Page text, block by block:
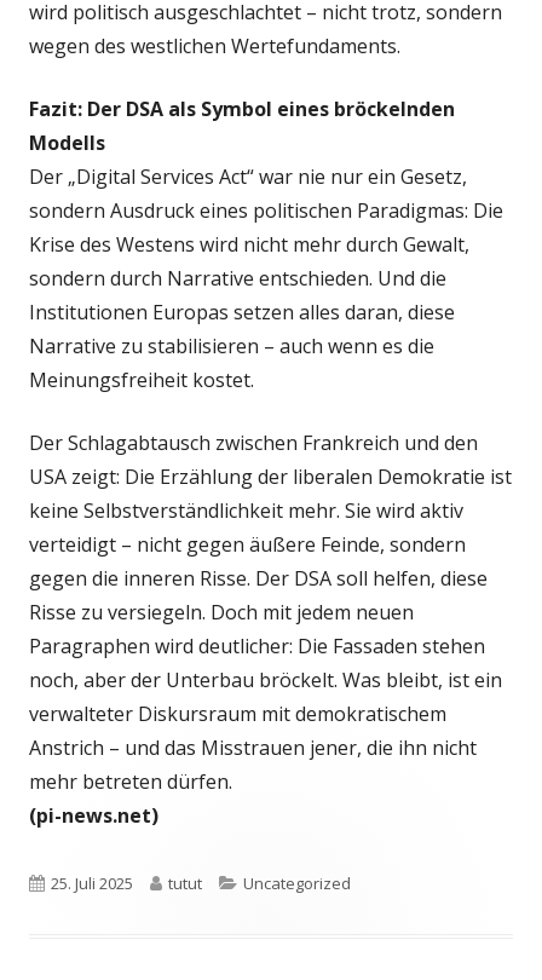
wird politisch ausgeschlachtet – nicht trotz, sondern
wegen des westlichen Wertefundaments.
Fazit: Der DSA als Symbol eines bröckelnden
Modells
Der „Digital Services Act“ war nie nur ein Gesetz,
sondern Ausdruck eines politischen Paradigmas: Die
Krise des Westens wird nicht mehr durch Gewalt,
sondern durch Narrative entschieden. Und die
Institutionen Europas setzen alles daran, diese
Narrative zu stabilisieren – auch wenn es die
Meinungsfreiheit kostet.
Der Schlagabtausch zwischen Frankreich und den
USA zeigt: Die Erzählung der liberalen Demokratie ist
keine Selbstverständlichkeit mehr. Sie wird aktiv
verteidigt – nicht gegen äußere Feinde, sondern
gegen die inneren Risse. Der DSA soll helfen, diese
Risse zu versiegeln. Doch mit jedem neuen
Paragraphen wird deutlicher: Die Fassaden stehen
noch, aber der Unterbau bröckelt. Was bleibt, ist ein
verwalteter Diskursraum mit demokratischem
Anstrich – und das Misstrauen jener, die ihn nicht
mehr betreten dürfen.
(pi-news.net)
Veröffentlicht
25. Juli 2025 Autor
tutut Kategorien
Uncategorized